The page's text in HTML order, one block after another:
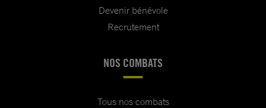
Devenir bénévole
Recrutement
NOS COMBATS
Tous nos combats